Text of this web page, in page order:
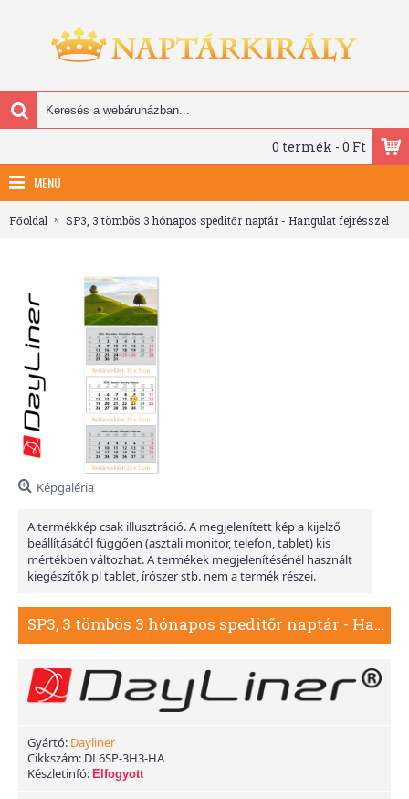
0 termék - 0 Ft
MENÜ
Főoldal SP3, 3 tömbös 3 hónapos speditőr naptár - Hangulat fejrésszel
Képgaléria
A termékkép csak illusztráció. A megjelenített kép a kijelző
beállításától függően (asztali monitor, telefon, tablet) kis
mértékben változhat. A termékek megjelenítésénél használt
kiegészítők pl tablet, írószer stb. nem a termék részei.
SP3, 3 tömbös 3 hónapos speditőr naptár - Hangulat fejrésszel
Gyártó: Dayliner
Cikkszám: DL6SP-3H3-HA
Készletinfó: Elfogyott